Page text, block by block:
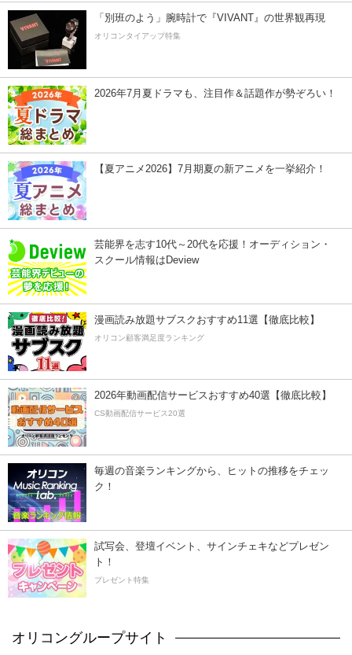
「別班のよう」腕時計で『VIVANT』の世界観再現
オリコンタイアップ特集
2026年7月夏ドラマも、注目作＆話題作が勢ぞろい！
【夏アニメ2026】7月期夏の新アニメを一挙紹介！
芸能界を志す10代～20代を応援！オーディション・
スクール情報はDeview
漫画読み放題サブスクおすすめ11選【徹底比較】
オリコン顧客満足度ランキング
2026年動画配信サービスおすすめ40選【徹底比較】
CS動画配信サービス20選
毎週の音楽ランキングから、ヒットの推移をチェッ
ク！
試写会、登壇イベント、サインチェキなどプレゼン
ト！
プレゼント特集
オリコングループサイト